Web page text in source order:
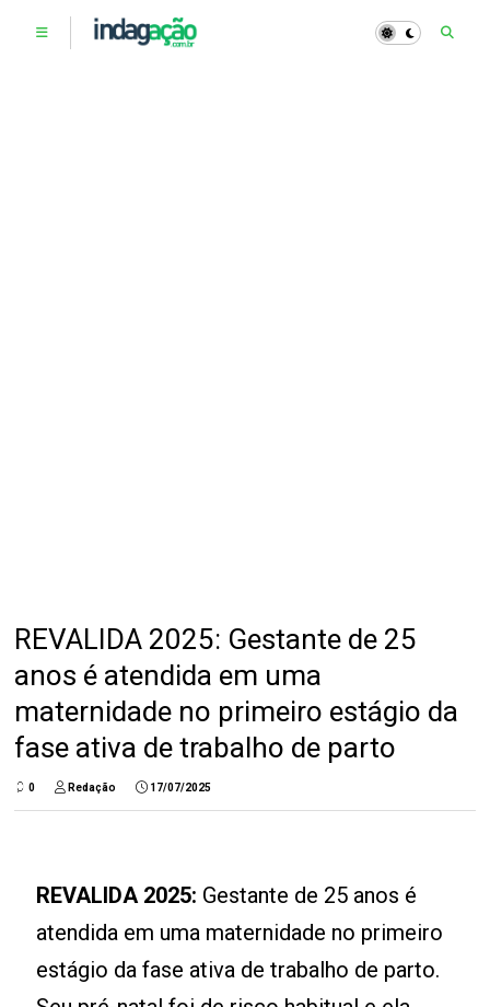
REVALIDA 2025: Gestante de 25
anos é atendida em uma
maternidade no primeiro estágio da
fase ativa de trabalho de parto
0 Redação 17/07/2025
REVALIDA 2025: Gestante de 25 anos é
atendida em uma maternidade no primeiro
estágio da fase ativa de trabalho de parto.